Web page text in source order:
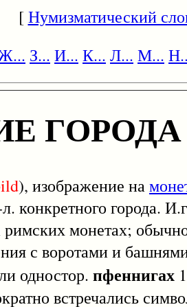
[Нумизматический
З... И... К... Л... М...
ГОРОДА
), изображение на
конкретного города.
монетах;
с воротами и
одностор. пфеннигах
встречались